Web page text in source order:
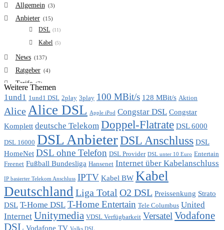
Allgemein (3)
Anbieter (15)
DSL (11)
Kabel (5)
News (137)
Ratgeber (4)
Tarife (7)
VDSL (6)
Vergleich (7)
Weitere Themen
1und1 1und1 DSL 2play 3play 100 MBit/s 128 MBit/s Aktion
AliceAlice DSL Apple iPod Congstar DSL Congstar
Komplett deutsche Telekom Doppel-Flatrate DSL 6000
DSL 16000 DSL AnbieterDSL Anschluss DSL
HomeNet DSL ohne Telefon DSL Provider DSL unter 10 Euro Entertain
Freenet Fußball Bundesliga Hansenet Internet über Kabelanschluss
IP basierter Telekom Anschluss IPTV Kabel BW Kabel
Deutschland Liga Total O2 DSL Preissenkung Strato
DSL T-Home DSL T-Home Entertain Tele Columbus United
Internet Unitymedia VDSL Verfügbarkeit Versatel Vodafone
DSL Vodafone TV Volks DSL